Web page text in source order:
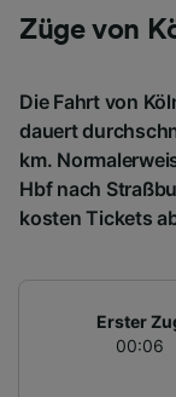
Züge von
Die Fahrt von
dauert
km.
Hbf nach
kosten Tickets
Erster
00:06